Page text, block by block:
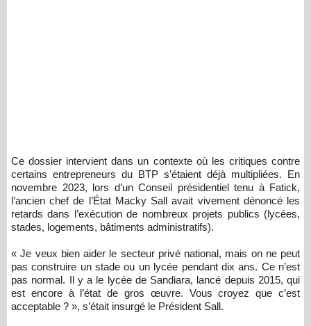
Ce dossier intervient dans un contexte où les critiques contre
certains entrepreneurs du BTP s’étaient déjà multipliées. En
novembre 2023, lors d’un Conseil présidentiel tenu à Fatick,
l’ancien chef de l’État Macky Sall avait vivement dénoncé les
retards dans l’exécution de nombreux projets publics (lycées,
stades, logements, bâtiments administratifs).
« Je veux bien aider le secteur privé national, mais on ne peut
pas construire un stade ou un lycée pendant dix ans. Ce n’est
pas normal. Il y a le lycée de Sandiara, lancé depuis 2015, qui
est encore à l’état de gros œuvre. Vous croyez que c’est
acceptable ? », s’était insurgé le Président Sall.